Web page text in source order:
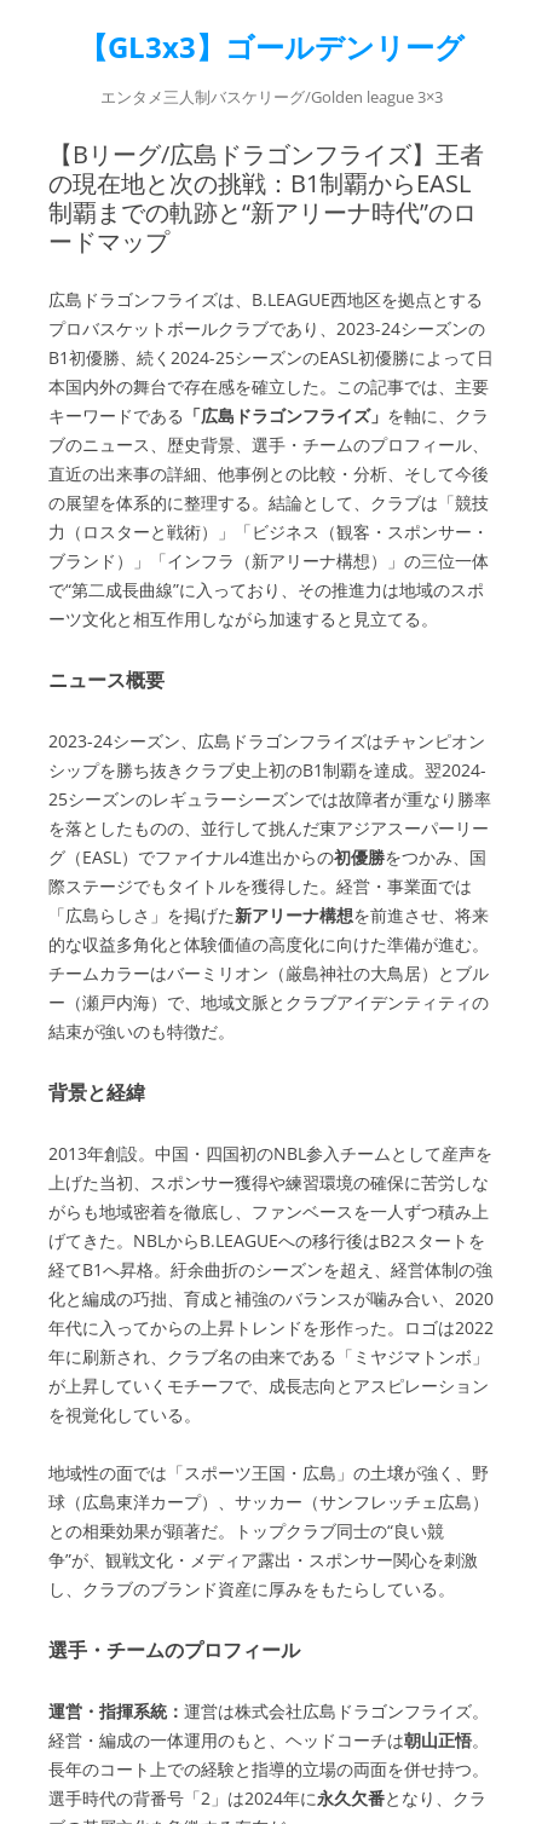
【GL3x3】ゴールデンリーグ
エンタメ三人制バスケリーグ/Golden league 3×3
【Bリーグ/広島ドラゴンフライズ】王者
の現在地と次の挑戦：B1制覇からEASL
制覇までの軌跡と“新アリーナ時代”のロ
ードマップ
広島ドラゴンフライズは、B.LEAGUE西地区を拠点とする
プロバスケットボールクラブであり、2023-24シーズンの
B1初優勝、続く2024-25シーズンのEASL初優勝によって日
本国内外の舞台で存在感を確立した。この記事では、主要
キーワードである 「広島ドラゴンフライズ」 を軸に、クラ
ブのニュース、歴史背景、選手・チームのプロフィール、
直近の出来事の詳細、他事例との比較・分析、そして今後
の展望を体系的に整理する。結論として、クラブは「競技
力（ロスターと戦術）」「ビジネス（観客・スポンサー・
ブランド）」「インフラ（新アリーナ構想）」の三位一体
で“第二成長曲線”に入っており、その推進力は地域のスポ
ーツ文化と相互作用しながら加速すると見立てる。
ニュース概要
2023-24シーズン、広島ドラゴンフライズはチャンピオン
シップを勝ち抜きクラブ史上初のB1制覇を達成。翌2024-
25シーズンのレギュラーシーズンでは故障者が重なり勝率
を落としたものの、並行して挑んだ東アジアスーパーリー
グ（EASL）でファイナル4進出からの初優勝をつかみ、国
際ステージでもタイトルを獲得した。経営・事業面では
「広島らしさ」を掲げた新アリーナ構想を前進させ、将来
的な収益多角化と体験価値の高度化に向けた準備が進む。
チームカラーはバーミリオン（厳島神社の大鳥居）とブル
ー（瀬戸内海）で、地域文脈とクラブアイデンティティの
結束が強いのも特徴だ。
背景と経緯
2013年創設。中国・四国初のNBL参入チームとして産声を
上げた当初、スポンサー獲得や練習環境の確保に苦労しな
がらも地域密着を徹底し、ファンベースを一人ずつ積み上
げてきた。NBLからB.LEAGUEへの移行後はB2スタートを
経てB1へ昇格。紆余曲折のシーズンを超え、経営体制の強
化と編成の巧拙、育成と補強のバランスが噛み合い、2020
年代に入ってからの上昇トレンドを形作った。ロゴは2022
年に刷新され、クラブ名の由来である「ミヤジマトンボ」
が上昇していくモチーフで、成長志向とアスピレーション
を視覚化している。
地域性の面では「スポーツ王国・広島」の土壌が強く、野
球（広島東洋カープ）、サッカー（サンフレッチェ広島）
との相乗効果が顕著だ。トップクラブ同士の“良い競
争”が、観戦文化・メディア露出・スポンサー関心を刺激
し、クラブのブランド資産に厚みをもたらしている。
選手・チームのプロフィール
運営・指揮系統： 運営は株式会社広島ドラゴンフライズ。
経営・編成の一体運用のもと、ヘッドコーチは朝山正悟。
長年のコート上での経験と指導的立場の両面を併せ持つ。
選手時代の背番号「2」は2024年に永久欠番となり、クラ